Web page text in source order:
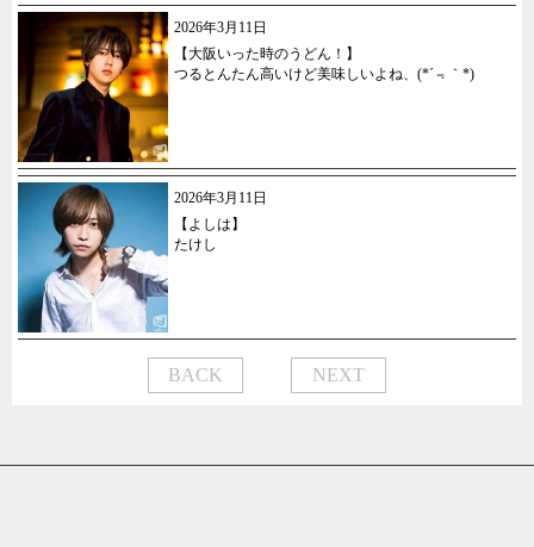
2026年3月11日
【大阪いった時のうどん！】
つるとんたん高いけど美味しいよね、(*´﹃｀*)
2026年3月11日
【よしは】
たけし
BACK NEXT